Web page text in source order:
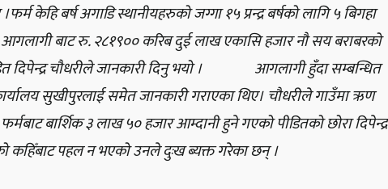
केहि बर्ष अगाडि स्थानीयहरुको जग्गा १५ प्रन्द्र बर्षको लागि ५ बिगहा
बाट रु. २८१९०० करिब दुई लाख एकासि हजार नौ सय बराबरको
दिपेन्द्र चौधरीले जानकारी दिनु भयो । आगलागी हुँदा सम्बन्धित
सुखीपुरलाई समेत जानकारी गराएका थिए। चौधरीले गाउँमा ऋण
बार्शिक ३ लाख ५० हजार आम्दानी हुने गएको पीडितको छोरा दिपेन्द्र
कहिँबाट पहल न भएको उनले दुःख ब्यक्त गरेका छन् ।